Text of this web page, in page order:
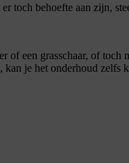
toch behoefte aan zijn,
of een grasschaar, of toch
je het onderhoud zelfs